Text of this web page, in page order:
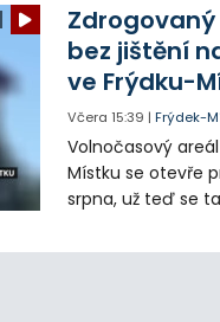
bez jištění
ve Frýdku-
Včera 15:39 |Frýdek-
Volnočasový
Místku se otevře
srpna, už teď se
vniknutí opilého